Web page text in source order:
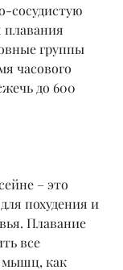
сосудистую
плавания
группы
часового
до 600
– это
похудения и
Плавание
все
мышц, как